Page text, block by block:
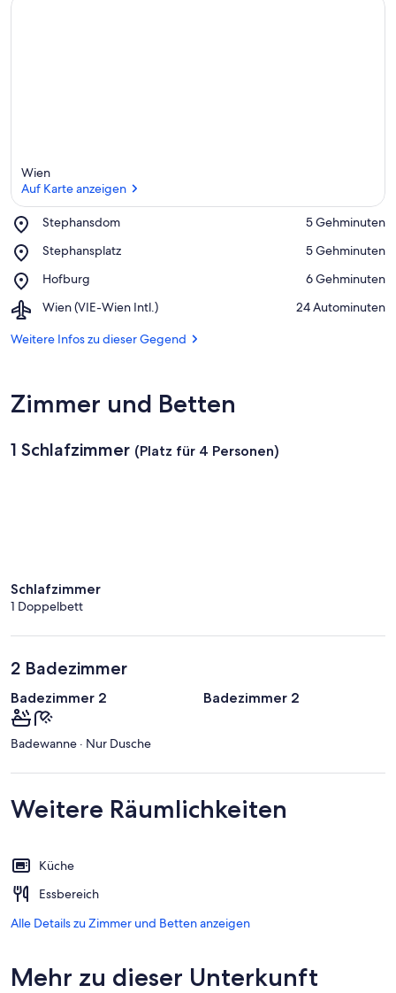
Wien
Auf Karte anzeigen
Stephansdom
Place,
‪5 Gehminuten‬
Stephansplatz
Place,
‪5 Gehminuten‬
Hofburg
Place,
‪6 Gehminuten‬
Wien (VIE-Wien Intl.)
Airport,
(VIE-
‪24 Autominuten‬
Weitere Infos zu dieser Gegend
Zimmer und Betten
1 Schlafzimmer (Platz für 4 Personen)
Schlafzimmer
1 Doppelbett
2 Badezimmer
Badezimmer 2
Badewanne · Nur Dusche
Badezimmer 2
Weitere Räumlichkeiten
Küche
Essbereich
Alle Details zu Zimmer und Betten anzeigen
Mehr zu dieser Unterkunft